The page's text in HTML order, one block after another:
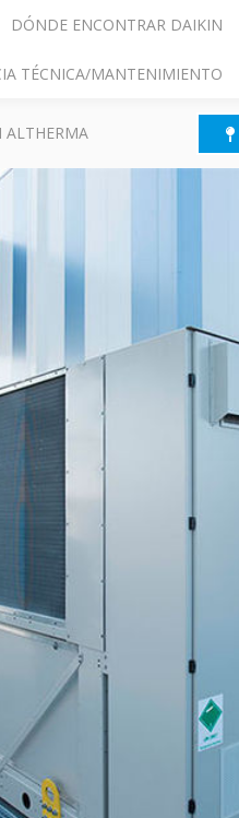
DÓNDE ENCONTRAR DAIKIN
TÉCNICA/MANTENIMIENTO
ALTHERMA